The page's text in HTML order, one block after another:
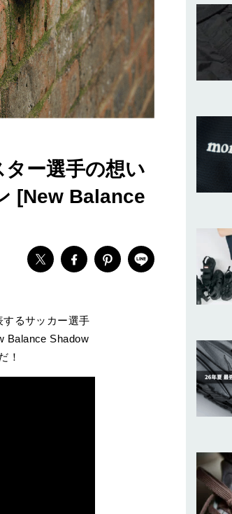
ー選手の想い
[New Balance
するサッカー選手
Balance Shadow
！